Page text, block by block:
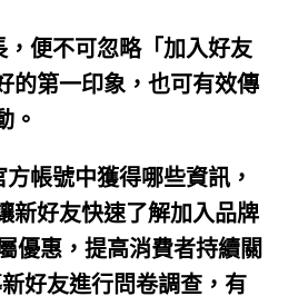
便不可忽略「加入好友
的第一印象，也可有效傳
。
帳號中獲得哪些資訊，
新好友快速了解加入品牌
優惠，提高消費者持續關
好友進行問卷調查，有